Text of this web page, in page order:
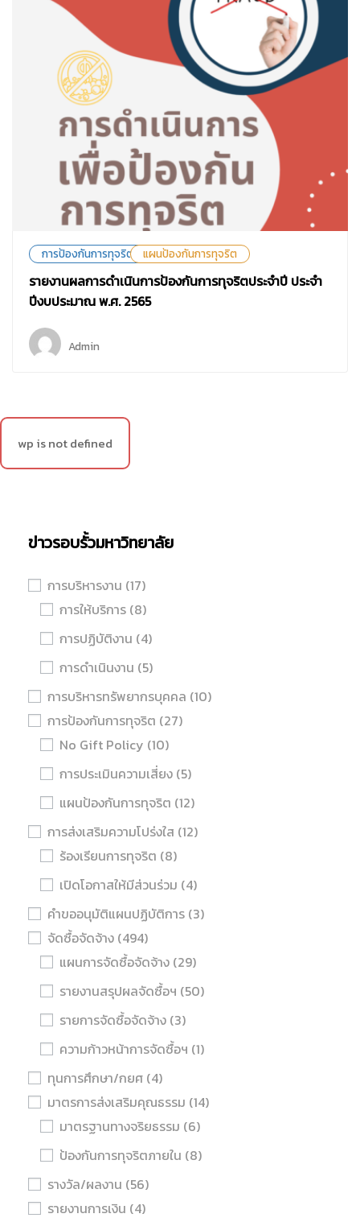
การป้องกันการทุจริต แผนป้องกันการทุจริต
รายงานผลการดำเนินการป้องกันการทุจริตประจำปี ประจำ
ปีงบประมาณ พ.ศ. 2565
Admin
wp is not defined
ข่าวรอบรั้วมหาวิทยาลัย
การบริหารงาน (17)
การให้บริการ (8)
การปฏิบัติงาน (4)
การดำเนินงาน (5)
การบริหารทรัพยากรบุคคล (10)
การป้องกันการทุจริต (27)
No Gift Policy (10)
การประเมินความเสี่ยง (5)
แผนป้องกันการทุจริต (12)
การส่งเสริมความโปร่งใส (12)
ร้องเรียนการทุจริต (8)
เปิดโอกาสให้มีส่วนร่วม (4)
คำขออนุมัติแผนปฏิบัติการ (3)
จัดซื้อจัดจ้าง (494)
แผนการจัดซื้อจัดจ้าง (29)
รายงานสรุปผลจัดซื้อฯ (50)
รายการจัดซื้อจัดจ้าง (3)
ความก้าวหน้าการจัดซื้อฯ (1)
ทุนการศึกษา/กยศ (4)
มาตรการส่งเสริมคุณธรรม (14)
มาตรฐานทางจริยธรรม (6)
ป้องกันการทุจริตภายใน (8)
รางวัล/ผลงาน (56)
รายงานการเงิน (4)